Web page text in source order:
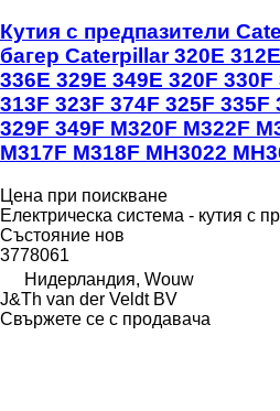
Кутия с предпазители
багер Caterpillar 320E
336E 329E 349E 320F
313F 323F 374F 325F 335F
329F 349F M320F M322F
M317F M318F MH3022
Цена при поискване
Електрическа система - кутия с
Състояние нов
3778061
Нидерландия, Wouw
J&Th van der Veldt BV
Свържете се с продавача